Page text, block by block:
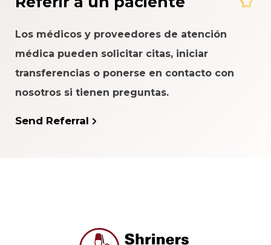
Los médicos y proveedores de atención
médica pueden solicitar citas, iniciar
transferencias o ponerse en contacto con
nosotros si tienen preguntas.
Send Referral